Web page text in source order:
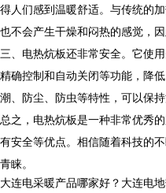
得人们感到温暖舒适。与传统的
也不会产生干燥和闷热的感觉，
三、电热炕板还非常安全。它使
精确控制和自动关闭等功能，降
潮、防尘、防虫等特性，可以保
总之，电热炕板是一种非常优秀
有安全等优点。相信随着科技的
青睐。
大连电采暖产品哪家好？大连电